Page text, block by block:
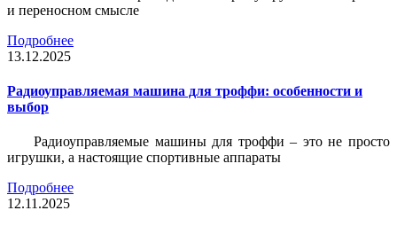
и переносном смысле
Подробнее
13.12.2025
Радиоуправляемая машина для троффи: особенности и
выбор
Радиоуправляемые машины для троффи – это не просто
игрушки, а настоящие спортивные аппараты
Подробнее
12.11.2025